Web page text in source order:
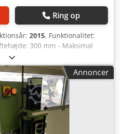
Ring op
2015, Funktionalitet:
300 mm - Maksimal
0,3 kW Djdpfx
lufttryk: 3 - 6 bar - Maskinens
Annoncer